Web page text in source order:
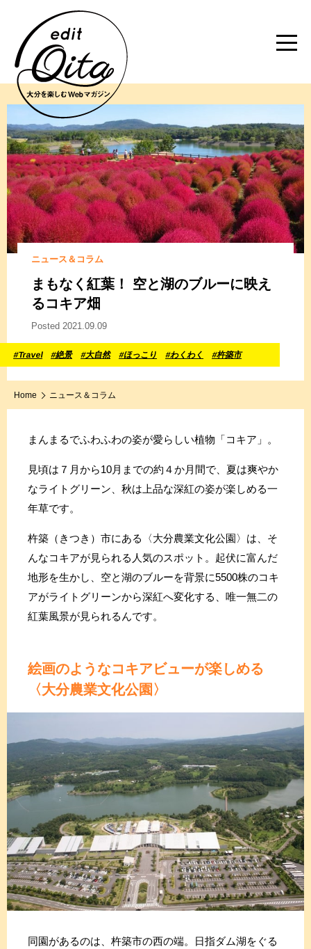
ニュース＆コラム
まもなく紅葉！ 空と湖のブルーに映え
るコキア畑
Posted 2021.09.09
#Travel #絶景 #大自然 #ほっこり #わくわく #杵築市
Home ニュース＆コラム
まんまるでふわふわの姿が愛らしい植物「コキア」。
見頃は７月から10月までの約４か月間で、夏は爽やか
なライトグリーン、秋は上品な深紅の姿が楽しめる一
年草です。
杵築（きつき）市にある〈大分農業文化公園〉は、そ
んなコキアが見られる人気のスポット。起伏に富んだ
地形を生かし、空と湖のブルーを背景に5500株のコキ
アがライトグリーンから深紅へ変化する、唯一無二の
紅葉風景が見られるんです。
絵画のようなコキアビューが楽しめる
〈大分農業文化公園〉
同園があるのは、杵築市の西の端。日指ダム湖をぐる